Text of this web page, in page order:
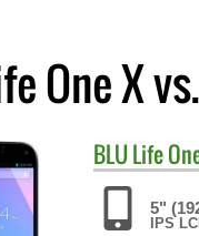
One X
BLULife
5"
IPS